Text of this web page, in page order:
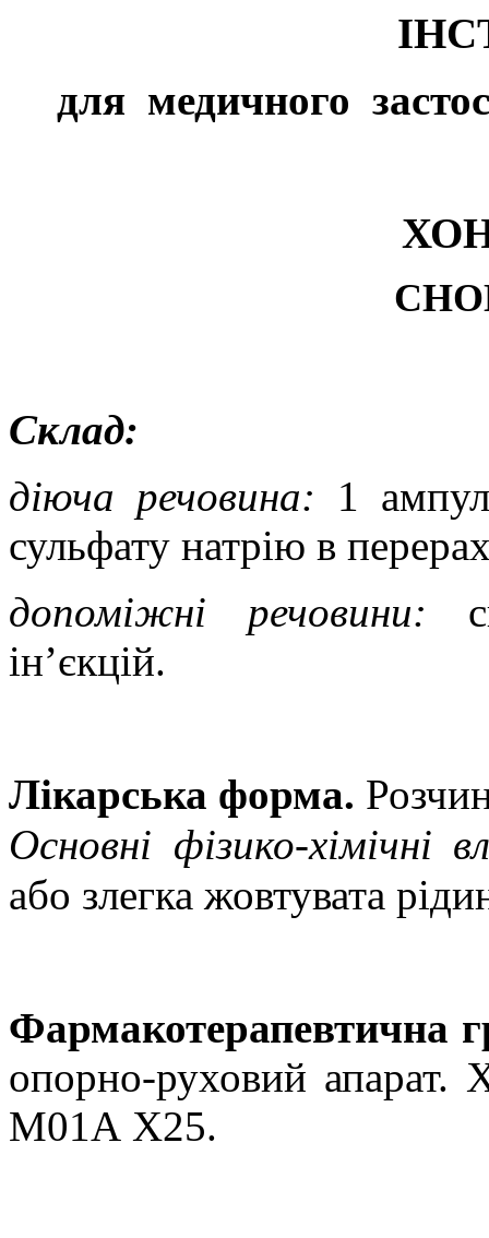
для медичного
Склад:
діюча речовина: 1
сульфату натрію в
допоміжні речовини:
ін’єкцій.
Лікарська форма.
Основні фізико-хімічні
або злегка жовтувата
Фармакотерапевтична
опорно-руховий апарат.
М01А Х25.